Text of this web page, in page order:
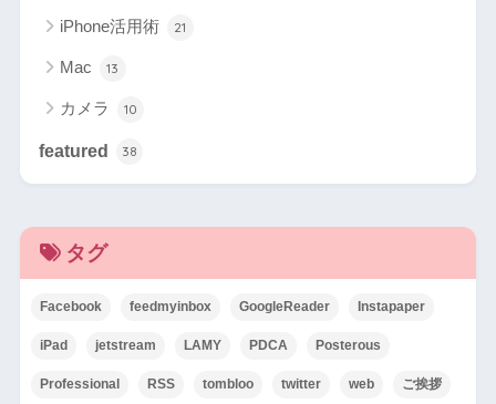
iPhone活用術 21
Mac 13
カメラ 10
featured 38
タグ
Facebook feedmyinbox GoogleReader Instapaper
iPad jetstream LAMY PDCA Posterous
Professional RSS tombloo twitter web ご挨拶